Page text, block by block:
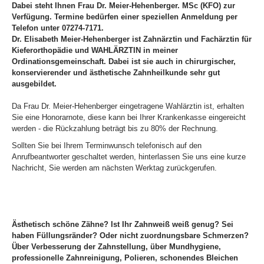
Dabei steht Ihnen Frau Dr. Meier-Hehenberger. MSc (KFO) zur
Verfügung. Termine bedürfen einer speziellen Anmeldung per
Telefon unter 07274-7171.
Dr. Elisabeth Meier-Hehenberger ist Zahnärztin und Fachärztin für
Kieferorthopädie und WAHLÄRZTIN in meiner
Ordinationsgemeinschaft. Dabei ist sie auch in chirurgischer,
konservierender und ästhetische Zahnheilkunde sehr gut
ausgebildet.
Da Frau Dr. Meier-Hehenberger eingetragene Wahlärztin ist, erhalten
Sie eine Honorarnote, diese kann bei Ihrer Krankenkasse eingereicht
werden - die Rückzahlung beträgt bis zu 80% der Rechnung.
Sollten Sie bei Ihrem Terminwunsch telefonisch auf den
Anrufbeantworter geschaltet werden, hinterlassen Sie uns eine kurze
Nachricht, Sie werden am nächsten Werktag zurückgerufen.
Ästhetisch schöne Zähne? Ist Ihr Zahnweiß weiß genug? Sei
haben Füllungsränder? Oder nicht zuordnungsbare Schmerzen?
Über Verbesserung der Zahnstellung, über Mundhygiene,
professionelle Zahnreinigung, Polieren, schonendes Bleichen